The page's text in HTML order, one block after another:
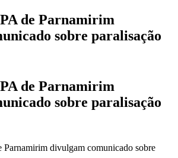
de Parnamirim
sobre paralisação
de Parnamirim
sobre paralisação